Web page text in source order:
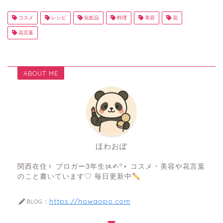
コスメ レシピ 化粧品 料理 美容 花
花言葉
ABOUT ME
ほわおぽ
関西在住♀ ブロガー3年生ᝰ✍︎꙳⋆ コスメ・美容や花言葉
のこと書いています♡ 毎日更新中
BLOG： https://howaopo.com